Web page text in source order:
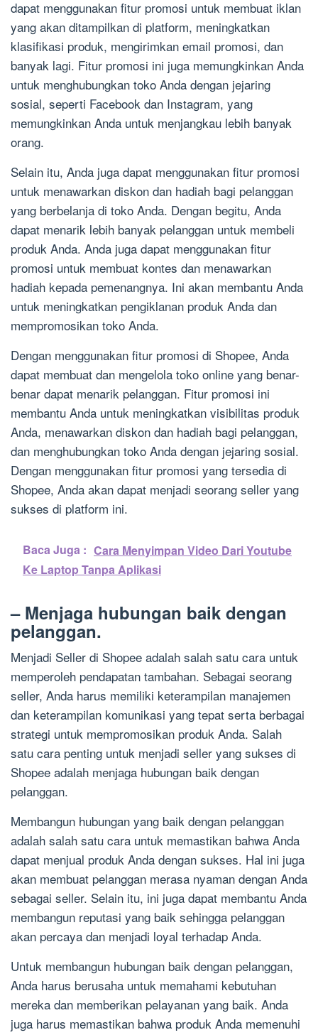
dapat menggunakan fitur promosi untuk membuat iklan
yang akan ditampilkan di platform, meningkatkan
klasifikasi produk, mengirimkan email promosi, dan
banyak lagi. Fitur promosi ini juga memungkinkan Anda
untuk menghubungkan toko Anda dengan jejaring
sosial, seperti Facebook dan Instagram, yang
memungkinkan Anda untuk menjangkau lebih banyak
orang.
Selain itu, Anda juga dapat menggunakan fitur promosi
untuk menawarkan diskon dan hadiah bagi pelanggan
yang berbelanja di toko Anda. Dengan begitu, Anda
dapat menarik lebih banyak pelanggan untuk membeli
produk Anda. Anda juga dapat menggunakan fitur
promosi untuk membuat kontes dan menawarkan
hadiah kepada pemenangnya. Ini akan membantu Anda
untuk meningkatkan pengiklanan produk Anda dan
mempromosikan toko Anda.
Dengan menggunakan fitur promosi di Shopee, Anda
dapat membuat dan mengelola toko online yang benar-
benar dapat menarik pelanggan. Fitur promosi ini
membantu Anda untuk meningkatkan visibilitas produk
Anda, menawarkan diskon dan hadiah bagi pelanggan,
dan menghubungkan toko Anda dengan jejaring sosial.
Dengan menggunakan fitur promosi yang tersedia di
Shopee, Anda akan dapat menjadi seorang seller yang
sukses di platform ini.
Baca Juga : Cara Menyimpan Video Dari Youtube
Ke Laptop Tanpa Aplikasi
– Menjaga hubungan baik dengan
pelanggan.
Menjadi Seller di Shopee adalah salah satu cara untuk
memperoleh pendapatan tambahan. Sebagai seorang
seller, Anda harus memiliki keterampilan manajemen
dan keterampilan komunikasi yang tepat serta berbagai
strategi untuk mempromosikan produk Anda. Salah
satu cara penting untuk menjadi seller yang sukses di
Shopee adalah menjaga hubungan baik dengan
pelanggan.
Membangun hubungan yang baik dengan pelanggan
adalah salah satu cara untuk memastikan bahwa Anda
dapat menjual produk Anda dengan sukses. Hal ini juga
akan membuat pelanggan merasa nyaman dengan Anda
sebagai seller. Selain itu, ini juga dapat membantu Anda
membangun reputasi yang baik sehingga pelanggan
akan percaya dan menjadi loyal terhadap Anda.
Untuk membangun hubungan baik dengan pelanggan,
Anda harus berusaha untuk memahami kebutuhan
mereka dan memberikan pelayanan yang baik. Anda
juga harus memastikan bahwa produk Anda memenuhi